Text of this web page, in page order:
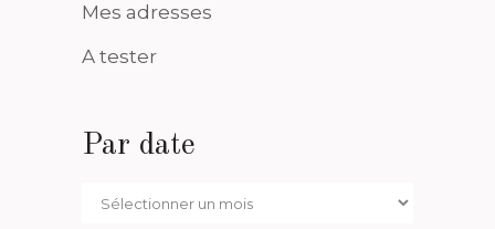
Mes adresses
A tester
Par date
Par